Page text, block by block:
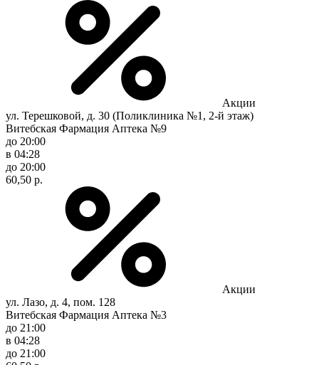
Акции
ул. Терешковой, д. 30 (Поликлиника №1, 2-й этаж)
Витебская Фармация Аптека №9
до 20:00
в 04:28
до 20:00
60,50 р.
Акции
ул. Лазо, д. 4, пом. 128
Витебская Фармация Аптека №3
до 21:00
в 04:28
до 21:00